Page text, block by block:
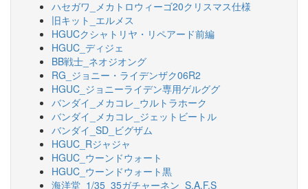
ハセガワ_メカトロウィーゴ20クリスマス仕様
旧キット_エルメス
HGUCクシャトリヤ・リペアード前編
HGUC_ディジェ
BB戦士_ネオジオング
RG_ジョニー・ライデンザク06R2
HGUC_ジョニーライデン専用ゲルググ
バンダイ_メカコレ_ウルトラホーク
バンダイ_メカコレ_ジェットビートル
バンダイ_SD_ビグザム
HGUC_Rジャジャ
HGUC_ウーンドウォート
HGUC_ウーンドウォート黒
海洋堂_1/35_35ガチャーネン_S.A.F.S